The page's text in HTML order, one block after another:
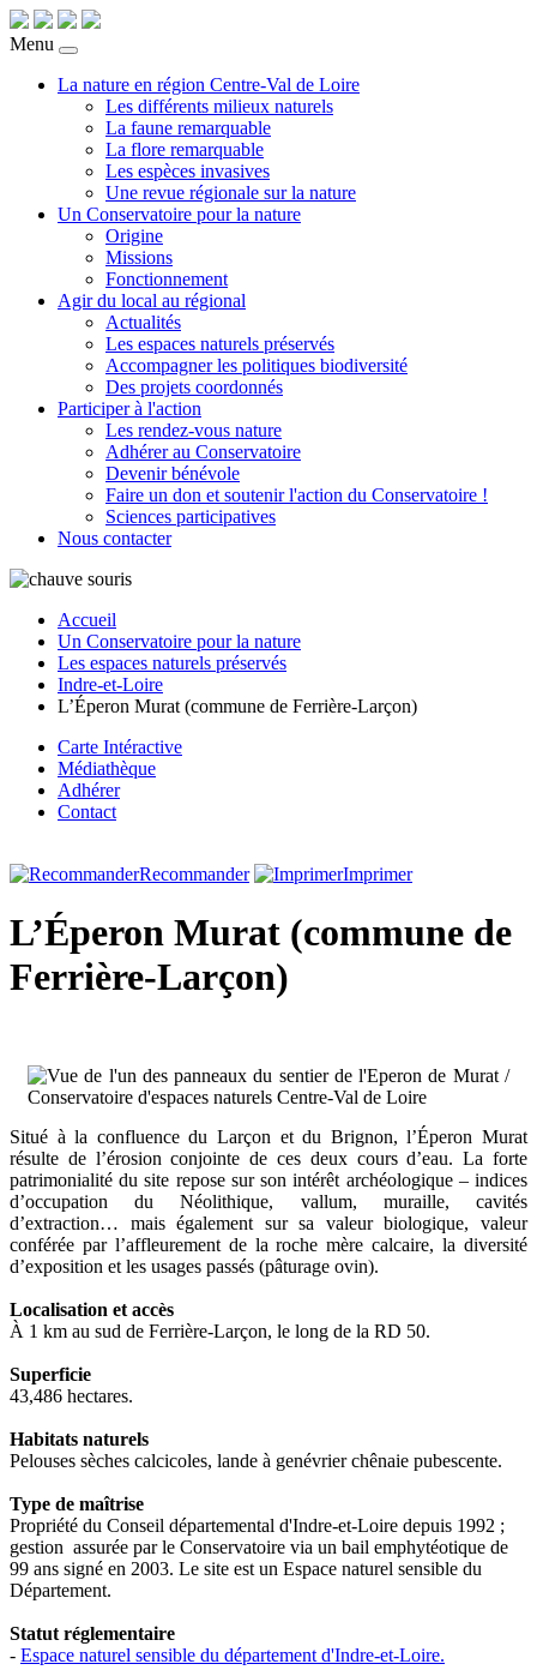
Menu
La nature en région Centre-Val de Loire
Les différents milieux naturels
La faune remarquable
La flore remarquable
Les espèces invasives
Une revue régionale sur la nature
Un Conservatoire pour la nature
Origine
Missions
Fonctionnement
Agir du local au régional
Actualités
Les espaces naturels préservés
Accompagner les politiques biodiversité
Des projets coordonnés
Participer à l'action
Les rendez-vous nature
Adhérer au Conservatoire
Devenir bénévole
Faire un don et soutenir l'action du Conservatoire !
Sciences participatives
Nous contacter
Accueil
Un Conservatoire pour la nature
Les espaces naturels préservés
Indre-et-Loire
L’Éperon Murat (commune de Ferrière-Larçon)
Carte Intéractive
Médiathèque
Adhérer
Contact
Recommander Imprimer
L’Éperon Murat (commune de
Ferrière-Larçon)
Situé à la confluence du Larçon et du Brignon, l’Éperon Murat
résulte de l’érosion conjointe de ces deux cours d’eau. La forte
patrimonialité du site repose sur son intérêt archéologique – indices
d’occupation du Néolithique, vallum, muraille, cavités
d’extraction… mais également sur sa valeur biologique, valeur
conférée par l’affleurement de la roche mère calcaire, la diversité
d’exposition et les usages passés (pâturage ovin).
Localisation et accès
À 1 km au sud de Ferrière-Larçon, le long de la RD 50.
Superficie
43,486 hectares.
Habitats naturels
Pelouses sèches calcicoles, lande à genévrier chênaie pubescente.
Type de maîtrise
Propriété du Conseil départemental d'Indre-et-Loire depuis 1992 ;
gestion assurée par le Conservatoire via un bail emphytéotique de
99 ans signé en 2003. Le site est un Espace naturel sensible du
Département.
Statut réglementaire
- Espace naturel sensible du département d'Indre-et-Loire.